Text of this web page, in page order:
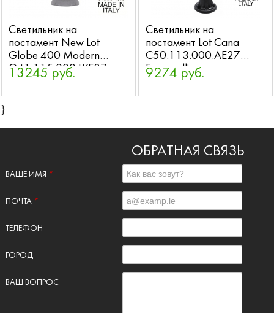
Светильник на
постамент New Lot
Globe 400 Modern
G41.115.000.LYE27
13245 руб.
Светильник на
постамент Lot Cana
C50.113.000.AE27
Fumagalli
9274 руб.
}
ОБРАТНАЯ СВЯЗЬ
ВАШЕ ИМЯ *
ПОЧТА *
ТЕЛЕФОН
ГОРОД
ВАШ ВОПРОС